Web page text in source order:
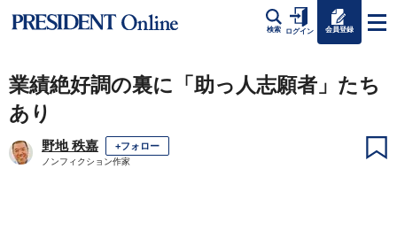
検索 ログイン 会員登録
業績絶好調の裏に「助っ人志願者」たち
あり
野地 秩嘉 +フォロー
ノンフィクション作家